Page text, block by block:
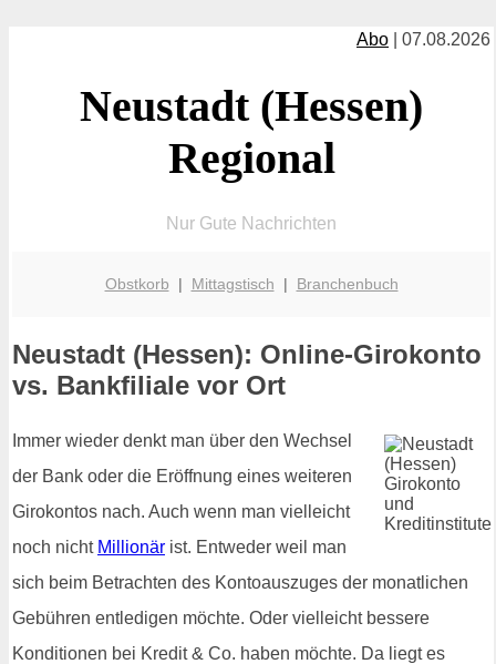
Abo | 07.08.2026
Neustadt (Hessen)
Regional
Nur Gute Nachrichten
Obstkorb | Mittagstisch | Branchenbuch
Neustadt (Hessen): Online-Girokonto
vs. Bankfiliale vor Ort
Immer wieder denkt man über den Wechsel
der Bank oder die Eröffnung eines weiteren
Girokontos nach. Auch wenn man vielleicht
noch nicht Millionär ist. Entweder weil man
sich beim Betrachten des Kontoauszuges der monatlichen
Gebühren entledigen möchte. Oder vielleicht bessere
Konditionen bei Kredit & Co. haben möchte. Da liegt es